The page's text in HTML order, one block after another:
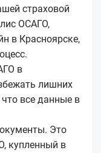
страховой
ОСАГО,
в Красноярске,
в
лишних
все данные в
Это
купленный в